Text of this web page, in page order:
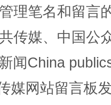
开幕 规模
理笔名和留言
传媒、中国公
闻China
媒网站留言板